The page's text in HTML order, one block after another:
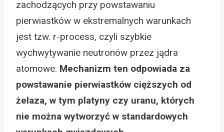
zachodzących przy powstawaniu
pierwiastków w ekstremalnych warunkach
jest tzw. r-process, czyli szybkie
wychwytywanie neutronów przez jądra
atomowe. Mechanizm ten odpowiada za
powstawanie pierwiastków cięższych od
żelaza, w tym platyny czy uranu, których
nie można wytworzyć w standardowych